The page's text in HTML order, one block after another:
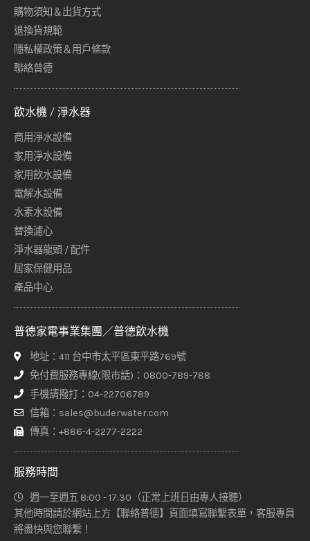
購物須知＆出貨方式
退換貨規範
隱私權政策＆用戶條款
聯絡普德
飲水機 / 淨水器
商用淨水設備
家用淨水設備
家用飲水設備
電解水設備
水素水設備
替換濾心
淨水器龍頭 / 配件
居家保健用品
產品中心
普德家電事業集團／普德飲水機
地址：411 台中市太平區東平路769號
免付費服務專線(限市話)：0800-789-788
手機請撥打：04-22706789
信箱：sales@buderwater.com
傳真：+886-4-2277-2222
服務時間
週一至週五 8:00 - 17:30（正常上班日由專人接聽）
其他時間請於網站上方【聯絡普德】頁面填寫聯繫表單，客服專員
將盡快與您聯繫！